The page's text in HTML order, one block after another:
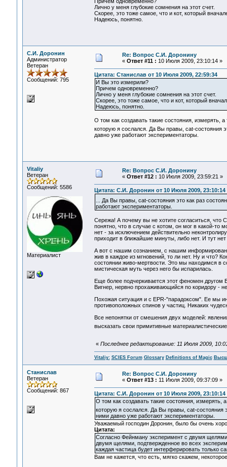
Лично у меня глубокие сомнения на этот счет.
Скорее, это тоже самое, что и кот, который
Надеюсь, понятно.
С.И. Доронин
Администратор
Ветеран
Сообщений: 795
Re: Вопрос С.И. Доронину
« Ответ #11 : 10 Июля 2009, 23:10:14 »
Цитата: Станислав от 10 Июля 2009, 22:59:34
И Вы это измерили?
Причем одновременно?
Лично у меня глубокие сомнения на этот счет.
Скорее, это тоже самое, что и кот, который
Надеюсь, понятно.
О том как создавать такие состояния, измерять,
которую я сослался. Да Вы правы, cat-состояния
давно уже работают экспериментаторы.
Vitaliy
Ветеран
Сообщений: 5586
Материалист
Re: Вопрос С.И. Доронину
« Ответ #12 : 10 Июля 2009, 23:59:21 »
Цитата: С.И. Доронин от 10 Июля 2009, 23:10:14
... Да Вы правы, cat-состояния это как раз
работают экспериментаторы.
Сережа! А почему вы не хотите согласиться, что
понятно, что в случае с котом, он мог в какой-то
нет - за исключением действительно
приходит в ближайшие минуты, либо нет. И тут нет
А вот с нашим сознанием, с нашим
жив в каждое из мгновений, то ли нет. Ну и что?
состоянии живо-мертвости. Это мы находимся в
мистическая муть через него бы испарилась.
Еще более подчеркивается этот феномен другом
Вигнер, нервно прохаживающийся по коридору -
Похожая ситуация и с EPR-"парадоксом". Ее мы
противоположных спинов у частиц. Никаких
Все непонятки от смешения двух моделей:
высказать свои примитивные
« Последнее редактирование: 11 Июля 2009,
Vitaliy: SCIES Forum Glossary Definitions of Magic
Станислав
Ветеран
Сообщений: 867
Re: Вопрос С.И. Доронину
« Ответ #13 : 11 Июля 2009, 09:37:09 »
Цитата: С.И. Доронин от 10 Июля 2009, 23:10:14
О том как создавать такие состояния, измерять,
которую я сослался. Да Вы правы, cat-состояния
ними давно уже работают экспериментаторы.
Уважаемый господин Доронин, было бы очень
Цитата:
Согласно Фейнману эксперимент с двумя
двумя щелями, подтвержденное во всех
каждая частица будет интерферировать только
Вам не кажется, что есть, мягко скажем,